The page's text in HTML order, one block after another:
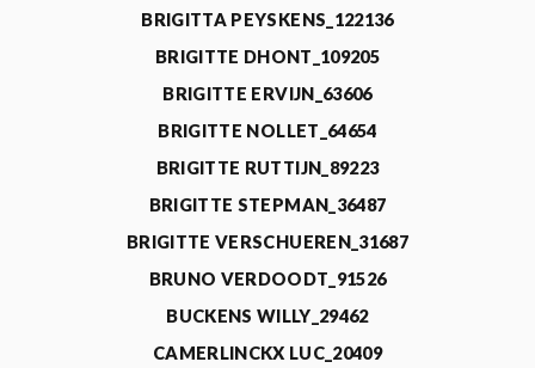
BRIGITTA PEYSKENS_122136
BRIGITTE DHONT_109205
BRIGITTE ERVIJN_63606
BRIGITTE NOLLET_64654
BRIGITTE RUTTIJN_89223
BRIGITTE STEPMAN_36487
BRIGITTE VERSCHUEREN_31687
BRUNO VERDOODT_91526
BUCKENS WILLY_29462
CAMERLINCKX LUC_20409